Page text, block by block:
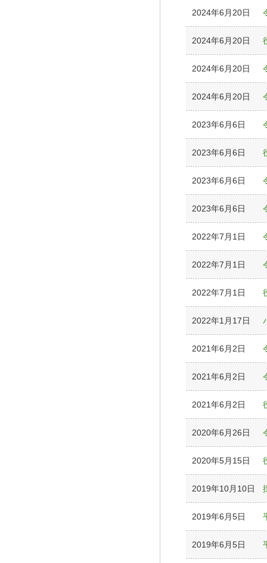
2024年6月20日
2024年6月20日
2024年6月20日
2024年6月20日
2023年6月6日
2023年6月6日
2023年6月6日
2023年6月6日
2022年7月1日
2022年7月1日
2022年7月1日
2022年1月17日
2021年6月2日
2021年6月2日
2021年6月2日
2020年6月26日
2020年5月15日
2019年10月10日
2019年6月5日
2019年6月5日